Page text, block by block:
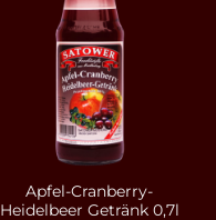
Apfel-Cranberry-
Heidelbeer Getränk 0,7l